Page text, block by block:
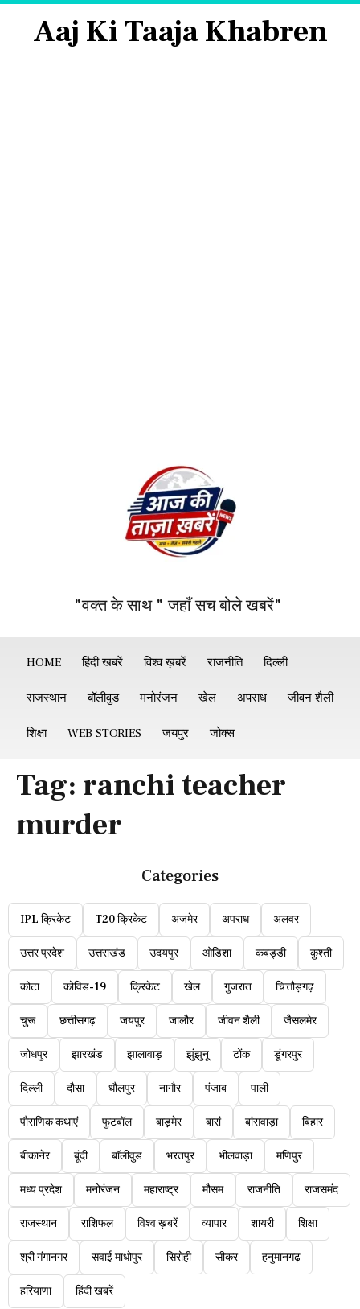
Aaj Ki Taaja Khabren
"वक्त के साथ " जहाँ सच बोले खबरें"
HOME हिंदी खबरें विश्व ख़बरें राजनीति दिल्ली
राजस्थान बॉलीवुड मनोरंजन खेल अपराध जीवन शैली
शिक्षा WEB STORIES जयपुर जोक्स
Tag: ranchi teacher
murder
Categories
IPL क्रिकेट T20 क्रिकेट अजमेर अपराध अलवर
उत्तर प्रदेश उत्तराखंड उदयपुर ओडिशा कबड्डी कुश्ती
कोटा कोविड-19 क्रिकेट खेल गुजरात चित्तौड़गढ़
चुरू छत्तीसगढ़ जयपुर जालौर जीवन शैली जैसलमेर
जोधपुर झारखंड झालावाड़ झुंझुनू टोंक डूंगरपुर
दिल्ली दौसा धौलपुर नागौर पंजाब पाली
पौराणिक कथाएं फुटबॉल बाड़मेर बारां बांसवाड़ा बिहार
बीकानेर बूंदी बॉलीवुड भरतपुर भीलवाड़ा मणिपुर
मध्य प्रदेश मनोरंजन महाराष्ट्र मौसम राजनीति राजसमंद
राजस्थान राशिफल विश्व ख़बरें व्यापार शायरी शिक्षा
श्री गंगानगर सवाई माधोपुर सिरोही सीकर हनुमानगढ़
हरियाणा हिंदी खबरें